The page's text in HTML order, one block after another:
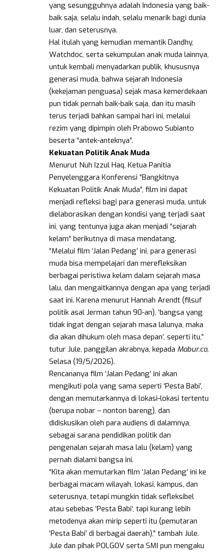
yang sesungguhnya adalah Indonesia yang baik-
baik saja, selalu indah, selalu menarik bagi dunia
luar, dan seterusnya.
Hal itulah yang kemudian memantik Dandhy,
Watchdoc, serta sekumpulan anak muda lainnya,
untuk kembali menyadarkan publik, khususnya
generasi muda, bahwa sejarah Indonesia
(kekejaman penguasa) sejak masa kemerdekaan
pun tidak pernah baik-baik saja, dan itu masih
terus terjadi bahkan sampai hari ini, melalui
rezim yang dipimpin oleh Prabowo Subianto
beserta “antek-anteknya”.
Kekuatan Politik Anak Muda
Menurut Nuh Izzul Haq, Ketua Panitia
Penyelenggara Konferensi “Bangkitnya
Kekuatan Politik Anak Muda”, film ini dapat
menjadi refleksi bagi para generasi muda, untuk
dielaborasikan dengan kondisi yang terjadi saat
ini, yang tentunya juga akan menjadi “sejarah
kelam” berikutnya di masa mendatang.
“Melalui film ‘Jalan Pedang’ ini, para generasi
muda bisa mempelajari dan merefleksikan
berbagai peristiwa kelam dalam sejarah masa
lalu, dan mengaitkannya dengan apa yang terjadi
saat ini. Karena menurut Hannah Arendt (filsuf
politik asal Jerman tahun 90-an), ‘bangsa yang
tidak ingat dengan sejarah masa lalunya, maka
dia akan dihukum oleh masa depan’, seperti itu,”
tutur Jule, panggilan akrabnya, kepada Mabur.co,
Selasa (19/5/2026).
Rencananya film ‘Jalan Pedang’ ini akan
mengikuti pola yang sama seperti ‘Pesta Babi’,
dengan memutarkannya di lokasi-lokasi tertentu
(berupa nobar – nonton bareng), dan
didiskusikan oleh para audiens di dalamnya,
sebagai sarana pendidikan politik dan
pengenalan sejarah masa lalu (kelam) yang
pernah dialami bangsa ini.
“Kita akan memutarkan film ‘Jalan Pedang’ ini ke
berbagai macam wilayah, lokasi, kampus, dan
seterusnya, tetapi mungkin tidak sefleksibel
atau sebebas ‘Pesta Babi’, tapi kurang lebih
metodenya akan mirip seperti itu (pemutaran
‘Pesta Babi’ di berbagai daerah),” tambah Jule.
Jule dan pihak POLGOV serta SMI pun mengaku